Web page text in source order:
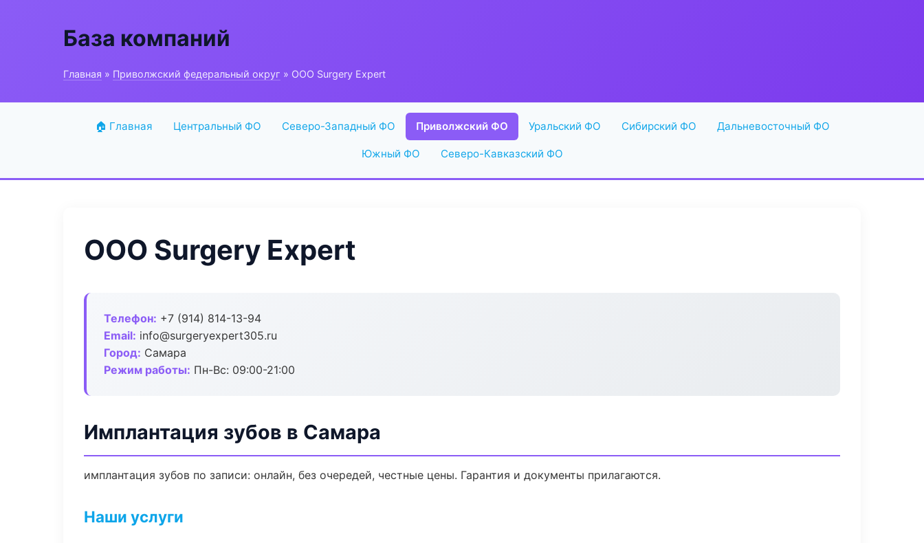
База компаний
Главная » Приволжский федеральный округ » ООО Surgery Expert
🏠 Главная Центральный ФО Северо-Западный ФО Приволжский ФО Уральский ФО Сибирский ФО Дальневосточный ФО
Южный ФО Северо-Кавказский ФО
ООО Surgery Expert
Телефон: +7 (914) 814-13-94
Email: info@surgeryexpert305.ru
Город: Самара
Режим работы: Пн-Вс: 09:00-21:00
Имплантация зубов в Самара
имплантация зубов по записи: онлайн, без очередей, честные цены. Гарантия и документы прилагаются.
Наши услуги